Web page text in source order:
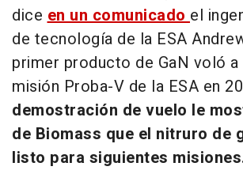
diceen un comunicadoel
de tecnología de la ESA
primer producto de GaN voló
misión Proba-V de la ESA en
demostración de vuelo le
de Biomass que el nitruro de
listo para siguientes